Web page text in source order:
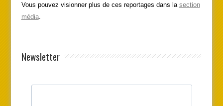
Vous pouvez visionner plus de ces reportages dans la section
média.
Newsletter